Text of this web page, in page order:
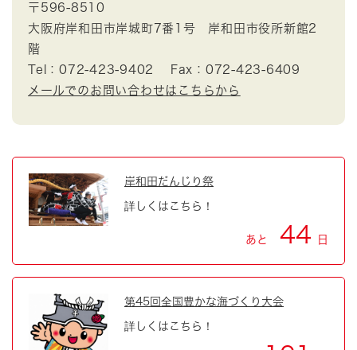
〒596-8510
大阪府岸和田市岸城町7番1号 岸和田市役所新館2
階
Tel：072-423-9402
Fax：072-423-6409
メールでのお問い合わせはこちらから
岸和田だんじり祭
詳しくはこちら！
あと 44 日
第45回全国豊かな海づくり大会
詳しくはこちら！